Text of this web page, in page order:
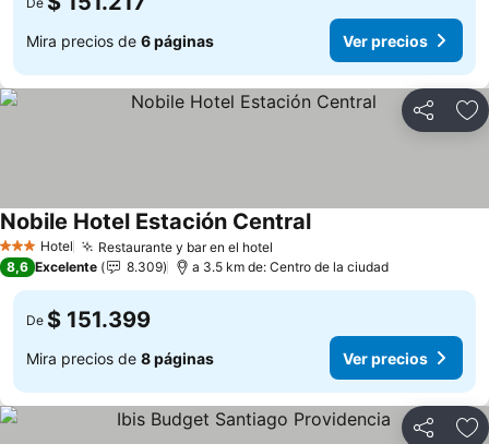
Mira precios de 6 páginas Ver precios
Compartir
3 Estrellas
Hotel Restaurante y bar en el hotel
Nobile Hotel Estación CentralVer precios
8,6 Excelente 8.309 a 3.5 km de: Centro de la ciudad
De $ 151.399
Mira precios de 8 páginas Ver precios
Compartir